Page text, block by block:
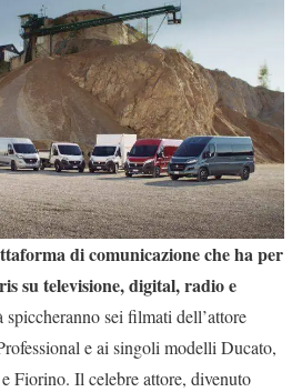
di comunicazione che ha per
su televisione, digital, radio e
spiccheranno sei filmati dell’attore
e ai singoli modelli Ducato,
Fiorino. Il celebre attore, divenuto